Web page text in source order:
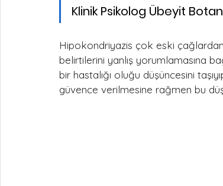
Klinik Psikolog Übeyit
Hipokondriyazis çok eski çağlardan
belirtilerini yanlış yorumlamasına
bir hastalığı oluğu düşüncesini
güvence verilmesine rağmen bu